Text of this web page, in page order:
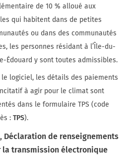
de 10 % alloué aux
qui habitent dans de petites
ou dans des communautés
les personnes résidant à l’Île-du-
Édouard y sont toutes admissibles.
le logiciel, les détails des paiements
à agir pour le climat sont
dans le formulaire TPS (code
:TPS).
Déclaration de renseignements
la transmission électronique